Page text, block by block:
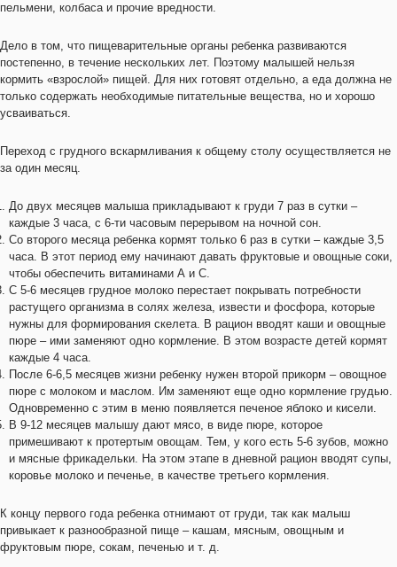
пельмени, колбаса и прочие вредности.
Дело в том, что пищеварительные органы ребенка развиваются
постепенно, в течение нескольких лет. Поэтому малышей нельзя
кормить «взрослой» пищей. Для них готовят отдельно, а еда должна не
только содержать необходимые питательные вещества, но и хорошо
усваиваться.
Переход с грудного вскармливания к общему столу осуществляется не
за один месяц.
До двух месяцев малыша прикладывают к груди 7 раз в сутки –
каждые 3 часа, с 6-ти часовым перерывом на ночной сон.
Со второго месяца ребенка кормят только 6 раз в сутки – каждые 3,5
часа. В этот период ему начинают давать фруктовые и овощные соки,
чтобы обеспечить витаминами А и С.
С 5-6 месяцев грудное молоко перестает покрывать потребности
растущего организма в солях железа, извести и фосфора, которые
нужны для формирования скелета. В рацион вводят каши и овощные
пюре – ими заменяют одно кормление. В этом возрасте детей кормят
каждые 4 часа.
После 6-6,5 месяцев жизни ребенку нужен второй прикорм – овощное
пюре с молоком и маслом. Им заменяют еще одно кормление грудью.
Одновременно с этим в меню появляется печеное яблоко и кисели.
В 9-12 месяцев малышу дают мясо, в виде пюре, которое
примешивают к протертым овощам. Тем, у кого есть 5-6 зубов, можно
и мясные фрикадельки. На этом этапе в дневной рацион вводят супы,
коровье молоко и печенье, в качестве третьего кормления.
К концу первого года ребенка отнимают от груди, так как малыш
привыкает к разнообразной пище – кашам, мясным, овощным и
фруктовым пюре, сокам, печенью и т. д.